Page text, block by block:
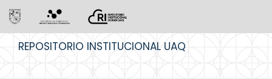
REPOSITORIO INSTITUCIONAL UAQ